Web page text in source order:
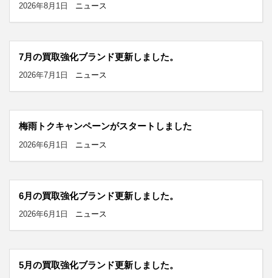
2026年8月1日 ニュース
7月の買取強化ブランド更新しました。
2026年7月1日 ニュース
梅雨トクキャンペーンがスタートしました
2026年6月1日 ニュース
6月の買取強化ブランド更新しました。
2026年6月1日 ニュース
5月の買取強化ブランド更新しました。